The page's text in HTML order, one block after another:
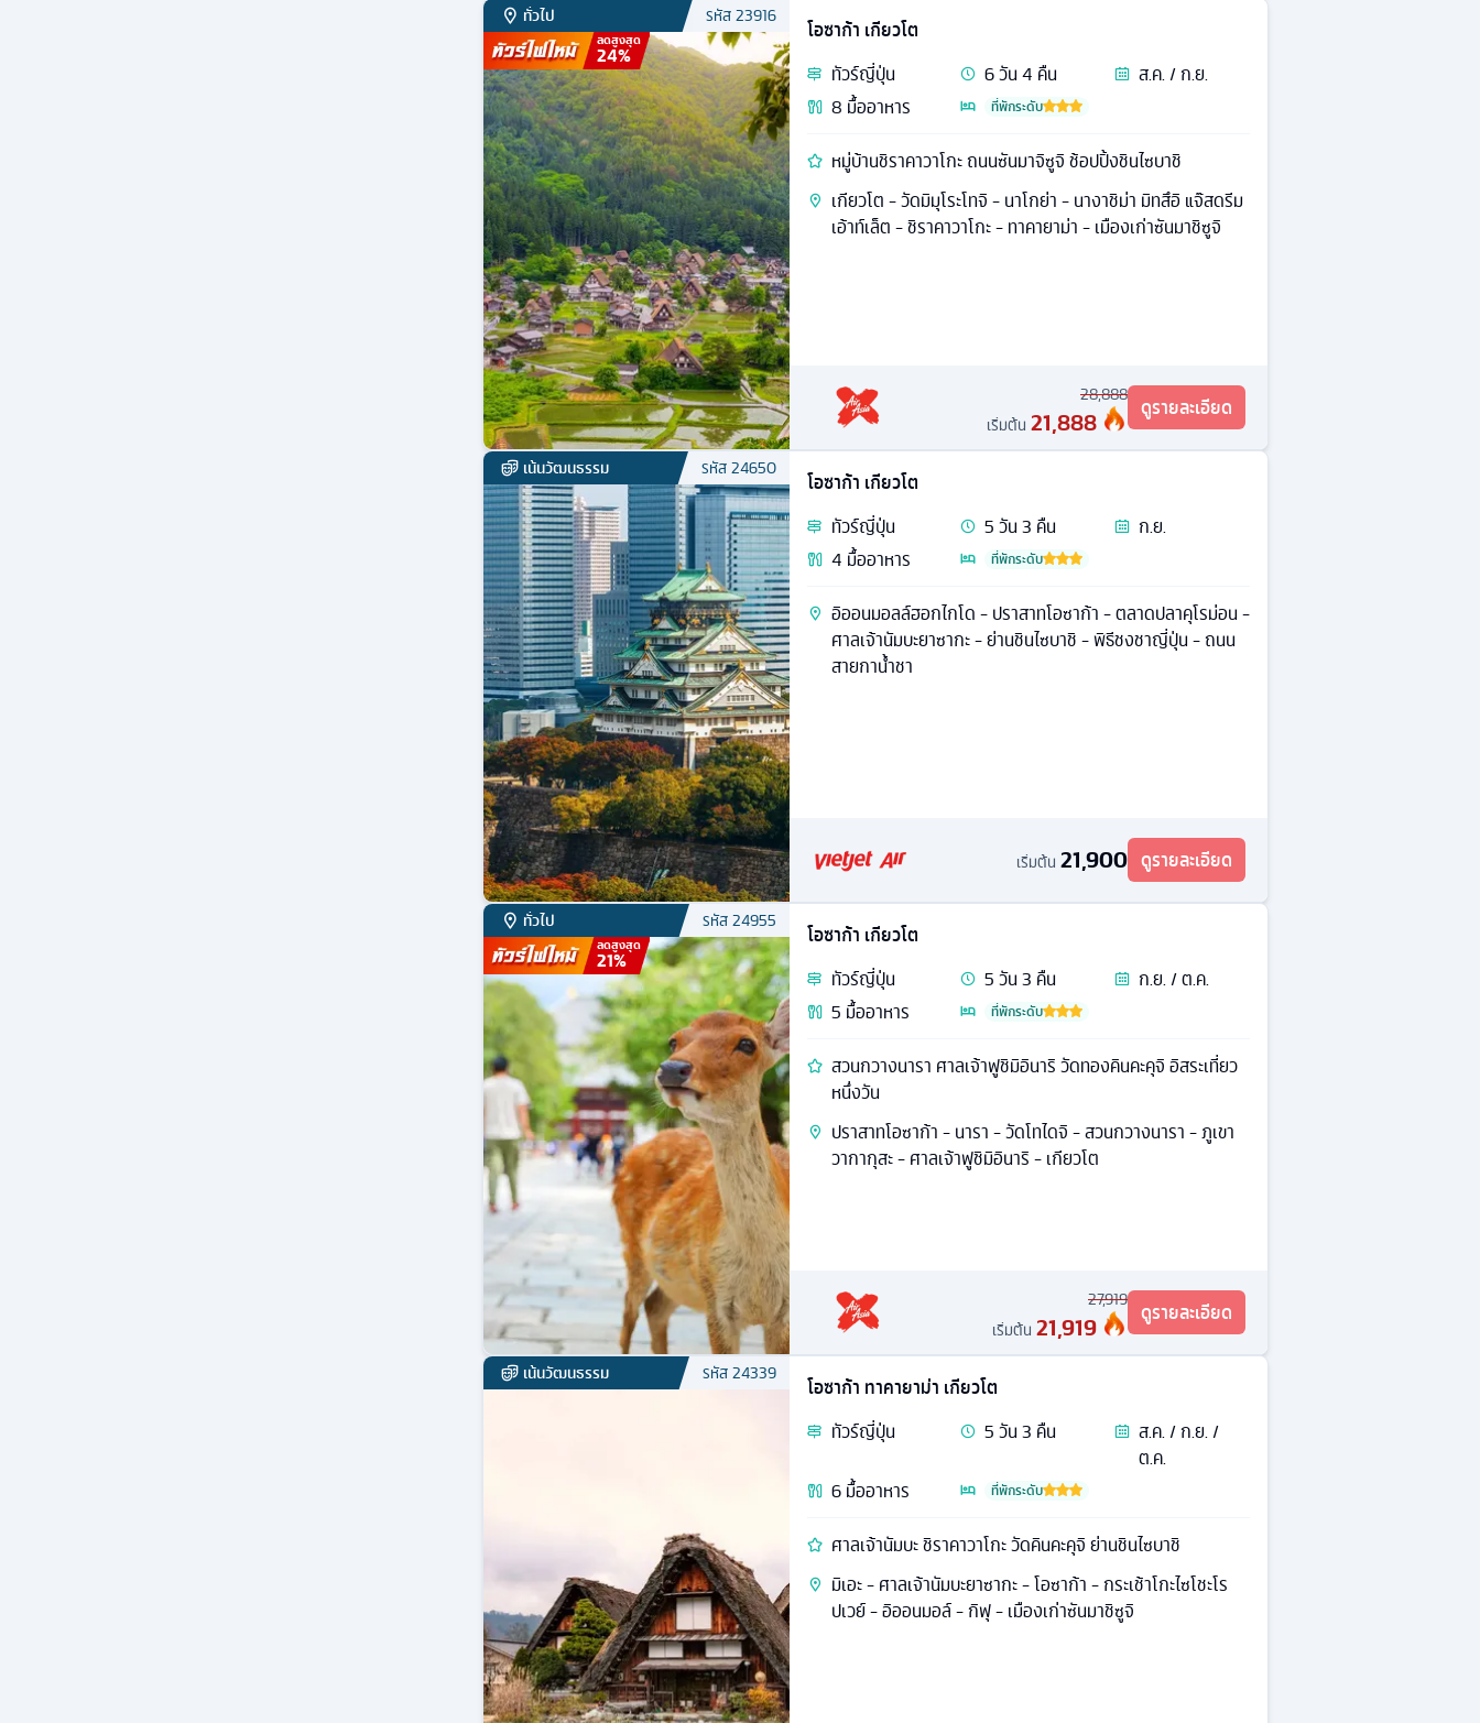
ทั่วไป รหัส23916
ลดสูงสุด
24%
โอซาก้า เกียวโต
ทัวร์ญี่ปุ่น 6วัน4 คืน
ส.ค. / ก.ย.
8 มื้ออาหาร ที่พักระดับ
หมู่บ้านชิราคาวาโกะ ถนนซันมาจิซูจิ ช้อปปิ้งชินไซบาชิ
เกียวโต - วัดมิมุโระโทจิ - นาโกย่า - นางาชิม่า มิทสึอิ แจ๊สดรีม
เอ้าท์เล็ต - ชิราคาวาโกะ - ทาคายาม่า - เมืองเก่าซันมาชิซูจิ
28,888
เริ่มต้น 21,888 ดูรายละเอียด
เน้นวัฒนธรรม รหัส24650
โอซาก้า เกียวโต
ทัวร์ญี่ปุ่น 5วัน3 คืน
ก.ย.
4 มื้ออาหาร ที่พักระดับ
อิออนมอลล์ฮอกไกโด - ปราสาทโอซาก้า - ตลาดปลาคุโรม่อน -
ศาลเจ้านัมบะยาซากะ - ย่านชินไซบาชิ - พิธีชงชาญี่ปุ่น - ถนน
สายกาน้ำชา
เริ่มต้น 21,900 ดูรายละเอียด
ทั่วไป รหัส24955
ลดสูงสุด
21%
โอซาก้า เกียวโต
ทัวร์ญี่ปุ่น 5วัน3 คืน
ก.ย. / ต.ค.
5 มื้ออาหาร ที่พักระดับ
สวนกวางนารา ศาลเจ้าฟูชิมิอินาริ วัดทองคินคะคุจิ อิสระเที่ยว
หนึ่งวัน
ปราสาทโอซาก้า - นารา - วัดโทไดจิ - สวนกวางนารา - ภูเขา
วากากุสะ - ศาลเจ้าฟูชิมิอินาริ - เกียวโต
27,919
เริ่มต้น 21,919 ดูรายละเอียด
เน้นวัฒนธรรม รหัส24339
โอซาก้า ทาคายาม่า เกียวโต
ทัวร์ญี่ปุ่น 5วัน3 คืน
ส.ค. / ก.ย. /
ต.ค.
6มื้ออาหาร ที่พักระดับ
ศาลเจ้านัมบะ ชิราคาวาโกะ วัดคินคะคุจิ ย่านชินไซบาชิ
มิเอะ - ศาลเจ้านัมบะยาซากะ - โอซาก้า - กระเช้าโกะไซโชะโร
ปเวย์ - อิออนมอล์ - กิฟุ - เมืองเก่าซันมาชิซูจิ